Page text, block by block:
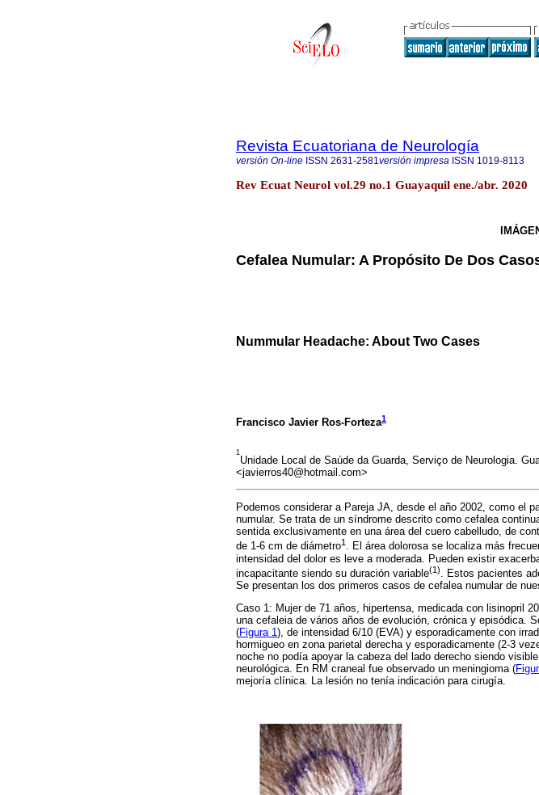
Revista Ecuatoriana de Neurología
versión On-line ISSN 2631-2581versión impresa ISSN 1019-8113
Rev Ecuat Neurol vol.29 no.1 Guayaquil ene./abr. 2020
Cefalea Numular: A Propósito De Dos
Nummular Headache: About Two Cases
Francisco Javier Ros-Forteza1
1
Unidade Local de Saúde da Guarda, Serviço de Neurologia.
<javierros40@hotmail.com>
Podemos considerar a Pareja JA, desde el año 2002, como el
numular. Se trata de un síndrome descrito como cefalea
sentida exclusivamente en una área del cuero cabelludo, de
de 1-6 cm de diámetro1 . El área dolorosa se localiza más
intensidad del dolor es leve a moderada. Pueden existir
incapacitante siendo su duración variable(1) . Estos pacientes
Se presentan los dos primeros casos de cefalea numular de
Caso 1: Mujer de 71 años, hipertensa, medicada con lisinopril
una cefaleia de vários años de evolución, crónica y episódica.
(Figura 1), de intensidad 6/10 (EVA) y esporadicamente con
hormigueo en zona parietal derecha y esporadicamente (2-3
noche no podía apoyar la cabeza del lado derecho siendo
neurológica. En RM craneal fue observado un meningioma (
mejoría clínica. La lesión no tenía indicación para cirugía.